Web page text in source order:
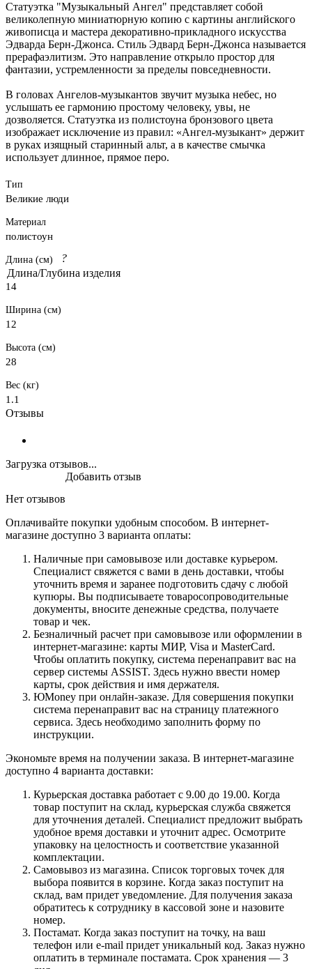
Статуэтка "Музыкальный Ангел" представляет собой
великолепную миниатюрную копию с картины английского
живописца и мастера декоративно-прикладного искусства
Эдварда Берн-Джонса. Стиль Эдвард Берн-Джонса называется
прерафаэлитизм. Это направление открыло простор для
фантазии, устремленности за пределы повседневности.
В головах Ангелов-музыкантов звучит музыка небес, но
услышать ее гармонию простому человеку, увы, не
дозволяется. Статуэтка из полистоуна бронзового цвета
изображает исключение из правил: «Ангел-музыкант» держит
в руках изящный старинный альт, а в качестве смычка
использует длинное, прямое перо.
Тип
Великие люди
Материал
полистоун
Длина (см)
?
Длина/Глубина изделия
14
Ширина (см)
12
Высота (см)
28
Вес (кг)
1.1
Отзывы
Загрузка отзывов...
Нет отзывов
Добавить отзыв
Оплачивайте покупки удобным способом. В интернет-
магазине доступно 3 варианта оплаты:
Наличные при самовывозе или доставке курьером.
Специалист свяжется с вами в день доставки, чтобы
уточнить время и заранее подготовить сдачу с любой
купюры. Вы подписываете товаросопроводительные
документы, вносите денежные средства, получаете
товар и чек.
Безналичный расчет при самовывозе или оформлении в
интернет-магазине: карты МИР, Visa и MasterCard.
Чтобы оплатить покупку, система перенаправит вас на
сервер системы ASSIST. Здесь нужно ввести номер
карты, срок действия и имя держателя.
ЮMoney при онлайн-заказе. Для совершения покупки
система перенаправит вас на страницу платежного
сервиса. Здесь необходимо заполнить форму по
инструкции.
Экономьте время на получении заказа. В интернет-магазине
доступно 4 варианта доставки:
Курьерская доставка работает с 9.00 до 19.00. Когда
товар поступит на склад, курьерская служба свяжется
для уточнения деталей. Специалист предложит выбрать
удобное время доставки и уточнит адрес. Осмотрите
упаковку на целостность и соответствие указанной
комплектации.
Самовывоз из магазина. Список торговых точек для
выбора появится в корзине. Когда заказ поступит на
склад, вам придет уведомление. Для получения заказа
обратитесь к сотруднику в кассовой зоне и назовите
номер.
Постамат. Когда заказ поступит на точку, на ваш
телефон или e-mail придет уникальный код. Заказ нужно
оплатить в терминале постамата. Срок хранения — 3